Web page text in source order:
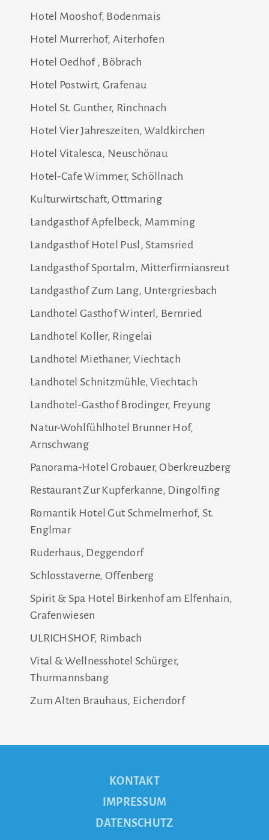
Hotel Mooshof, Bodenmais
Hotel Murrerhof, Aiterhofen
Hotel Oedhof , Böbrach
Hotel Postwirt, Grafenau
Hotel St. Gunther, Rinchnach
Hotel Vier Jahreszeiten, Waldkirchen
Hotel Vitalesca, Neuschönau
Hotel-Cafe Wimmer, Schöllnach
Kulturwirtschaft, Ottmaring
Landgasthof Apfelbeck, Mamming
Landgasthof Hotel Pusl, Stamsried
Landgasthof Sportalm, Mitterfirmiansreut
Landgasthof Zum Lang, Untergriesbach
Landhotel Gasthof Winterl, Bernried
Landhotel Koller, Ringelai
Landhotel Miethaner, Viechtach
Landhotel Schnitzmühle, Viechtach
Landhotel-Gasthof Brodinger, Freyung
Natur-Wohlfühlhotel Brunner Hof,
Arnschwang
Panorama-Hotel Grobauer, Oberkreuzberg
Restaurant Zur Kupferkanne, Dingolfing
Romantik Hotel Gut Schmelmerhof, St.
Englmar
Ruderhaus, Deggendorf
Schlosstaverne, Offenberg
Spirit & Spa Hotel Birkenhof am Elfenhain,
Grafenwiesen
ULRICHSHOF, Rimbach
Vital & Wellnesshotel Schürger,
Thurmannsbang
Zum Alten Brauhaus, Eichendorf
KONTAKT
IMPRESSUM
DATENSCHUTZ